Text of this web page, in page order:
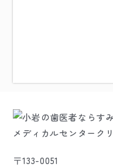
〒133-0051